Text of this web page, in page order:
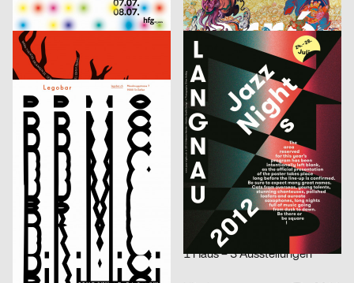
Rundgang HfG Offenbach
erró-scapes
Neue Gestaltung CH
2011
Langnau Jazz Nights 2012
Selina Bernet CH
2012
Single FX
Claude Kuhn CH
2011
Zahn & Bürste
Sebastian Navarro CH
2011
Fette Kinder
Flurin von Salis CH
CH
Money for Nothing
c’est à voir CH
2012
Grü Transthéâtre
BASICS09 D
1 Haus – 3 Ausstellungen